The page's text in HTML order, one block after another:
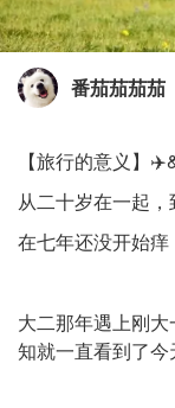
番茄茄茄茄
【旅行的意义】
从二十岁在一起
在七年还没开始
大二那年遇上刚
知就一直看到了今